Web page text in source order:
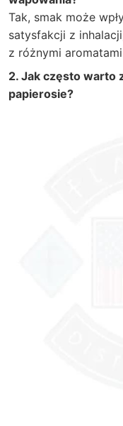
Tak, smak może
satysfakcji z
z różnymi
2. Jak często warto
papierosie?